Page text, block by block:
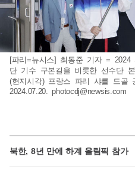
[파리=뉴시스] 최동준 기자 =
단 기수 구본길을 비롯한 선수단
(현지시각) 프랑스 파리 샤를 드골
2024.07.20.photocdj@newsis.com
북한, 8년 만에 하계 올림픽 참가